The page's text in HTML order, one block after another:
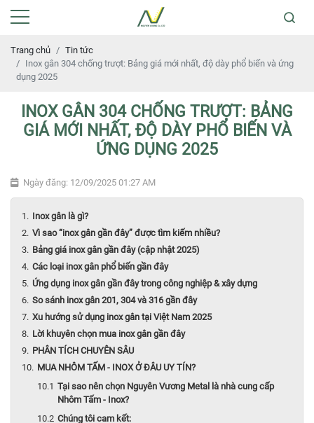
Trang chủ
Tin tức
Inox gân 304 chống trượt: Bảng giá mới nhất, độ dày phổ biến và ứng
dụng 2025
INOX GÂN 304 CHỐNG TRƯỢT: BẢNG
GIÁ MỚI NHẤT, ĐỘ DÀY PHỔ BIẾN VÀ
ỨNG DỤNG 2025
Ngày đăng: 12/09/2025 01:27 AM
Inox gân là gì?
Vì sao “inox gân gần đây” được tìm kiếm nhiều?
Bảng giá inox gân gần đây (cập nhật 2025)
Các loại inox gân phổ biến gần đây
Ứng dụng inox gân gần đây trong công nghiệp & xây dựng
So sánh inox gân 201, 304 và 316 gần đây
Xu hướng sử dụng inox gân tại Việt Nam 2025
Lời khuyên chọn mua inox gân gần đây
PHÂN TÍCH CHUYÊN SÂU
MUA NHÔM TẤM - INOX Ở ĐÂU UY TÍN?
Tại sao nên chọn Nguyên Vương Metal là nhà cung cấp
Nhôm Tấm - Inox?
Chúng tôi cam kết: